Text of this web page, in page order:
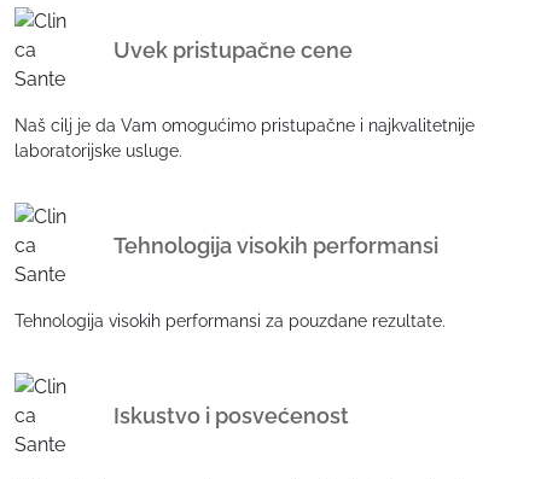
Uvek pristupačne cene
Naš cilj je da Vam omogućimo pristupačne i najkvalitetnije
laboratorijske usluge.
Tehnologija visokih performansi
Tehnologija visokih performansi za pouzdane rezultate.
Iskustvo i posvećenost